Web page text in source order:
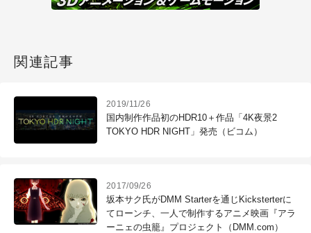
関連記事
2019/11/26
国内制作作品初のHDR10＋作品「4K夜景2
TOKYO HDR NIGHT」発売（ビコム）
2017/09/26
坂本サク氏がDMM Starterを通じKicksterterに
てローンチ、一人で制作するアニメ映画『アラ
ーニェの虫籠』プロジェクト（DMM.com）